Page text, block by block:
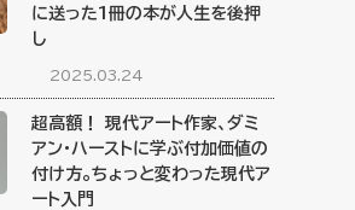
に送った1冊の本が人生を後押
し
2025.03.24
超高額！ 現代アート作家、ダミ
アン・ハーストに学ぶ付加価値の
付け方。ちょっと変わった現代ア
ート入門